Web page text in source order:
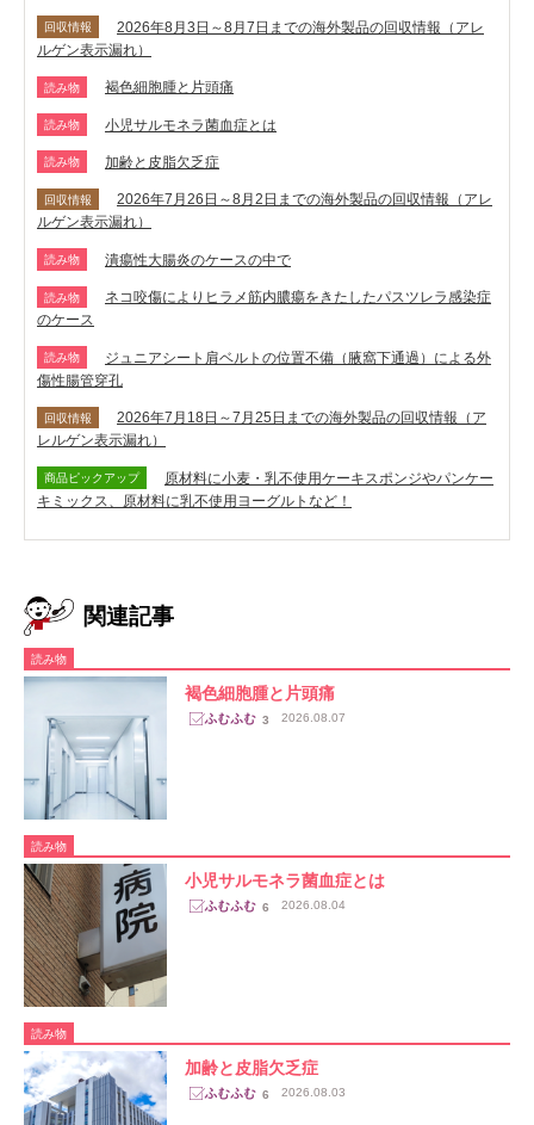
回収情報
2026年8月3日～8月7日までの海外製品の回収情報（アレ
ルゲン表示漏れ）
読み物 褐色細胞腫と片頭痛
読み物 小児サルモネラ菌血症とは
読み物 加齢と皮脂欠乏症
回収情報
2026年7月26日～8月2日までの海外製品の回収情報（アレ
ルゲン表示漏れ）
読み物 潰瘍性大腸炎のケースの中で
読み物
ネコ咬傷によりヒラメ筋内膿瘍をきたしたパスツレラ感染症
のケース
読み物
ジュニアシート肩ベルトの位置不備（腋窩下通過）による外
傷性腸管穿孔
回収情報
2026年7月18日～7月25日までの海外製品の回収情報（ア
レルゲン表示漏れ）
商品ピックアップ
原材料に小麦・乳不使用ケーキスポンジやパンケー
キミックス、原材料に乳不使用ヨーグルトなど！
関連記事
読み物
褐色細胞腫と片頭痛
3 2026.08.07
読み物
小児サルモネラ菌血症とは
6 2026.08.04
読み物
加齢と皮脂欠乏症
6 2026.08.03